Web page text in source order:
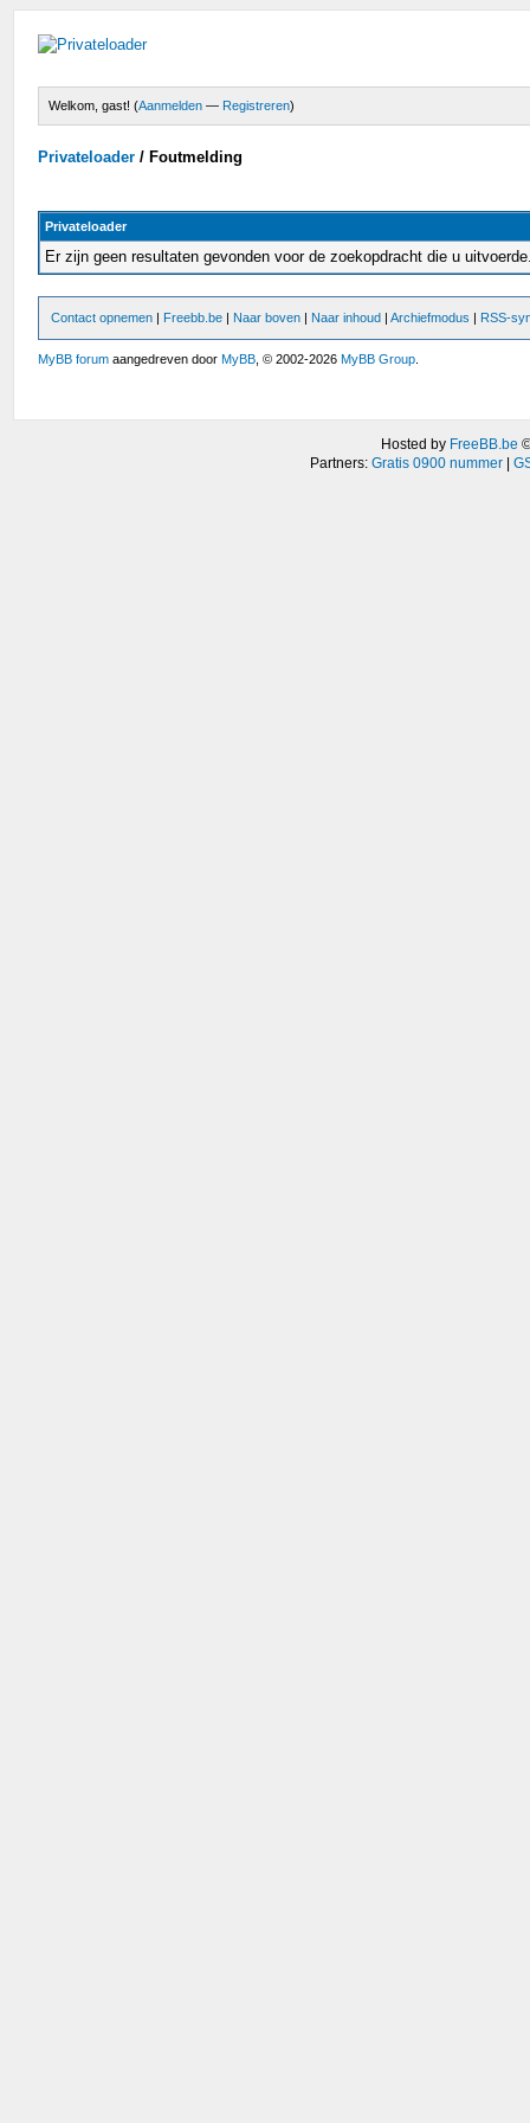
Welkom, gast! (Aanmelden — Registreren)
Privateloader / Foutmelding
Privateloader
Er zijn geen resultaten gevonden voor de zoekopdracht die u
Contact opnemen | Freebb.be | Naar boven | Naar inhoud |Archiefmodus | RSS-
MyBB forum aangedreven doorMyBB , © 2002-2026MyBB Group
Hosted by FreeBB.be
Partners: Gratis 0900 nummer|